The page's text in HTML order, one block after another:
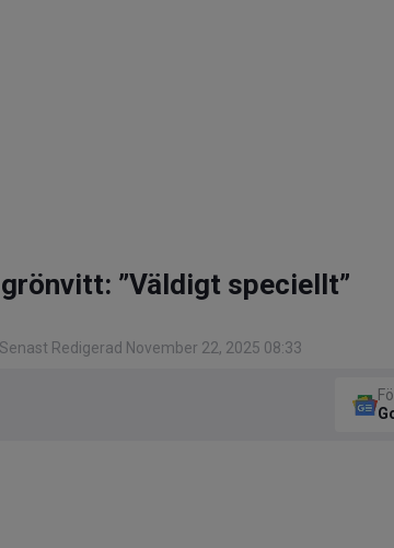
”Väldigt speciellt”
Senast Redigerad November 22, 2025 08:33